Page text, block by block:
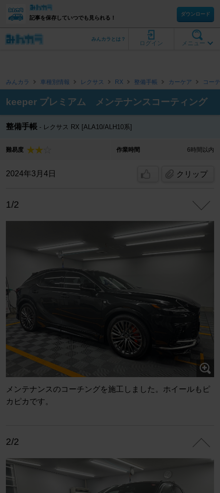
記事を保存していつでも見られる！
ダウンロード
メニュー
ログイン
みんカラとは？
みんカラ 車種別情報 レクサス RX 整備手帳 カーケア コー
keeper プレミアム メンテナンスコーティング
整備手帳 レクサス RX [ALA10/ALH10系]
難易度 作業時間 6時間以内
2024年3月4日 クリップ
1/2
メンテナンスのコーチングを施工しました。ホイールもピ
カピカです。
2/2